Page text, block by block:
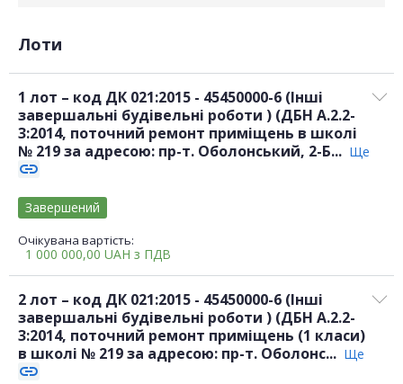
Лоти
1 лот – код ДК 021:2015 - 45450000-6 (Інші
завершальні будівельні роботи ) (ДБН А.2.2-
3:2014, поточний ремонт приміщень в школі
№ 219 за адресою: пр-т. Оболонський, 2-Б... Ще
link
Очікувана вартість:
1 000 000,00 UAH з ПДВ
Завершений
2 лот – код ДК 021:2015 - 45450000-6 (Інші
завершальні будівельні роботи ) (ДБН А.2.2-
3:2014, поточний ремонт приміщень (1 класи)
в школі № 219 за адресою: пр-т. Оболонс... Ще
link